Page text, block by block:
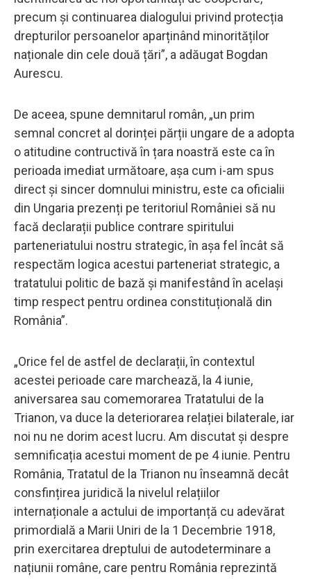
precum și continuarea dialogului privind protecția
drepturilor persoanelor aparținând minorităților
naționale din cele două țări”, a adăugat Bogdan
Aurescu.
De aceea, spune demnitarul român, „un prim
semnal concret al dorinței părții ungare de a adopta
o atitudine contructivă în țara noastră este ca în
perioada imediat următoare, așa cum i-am spus
direct și sincer domnului ministru, este ca oficialii
din Ungaria prezenți pe teritoriul României să nu
facă declarații publice contrare spiritului
parteneriatului nostru strategic, în așa fel încât să
respectăm logica acestui parteneriat strategic, a
tratatului politic de bază și manifestând în același
timp respect pentru ordinea constituțională din
România”.
„Orice fel de astfel de declarații, în contextul
acestei perioade care marchează, la 4 iunie,
aniversarea sau comemorarea Tratatului de la
Trianon, va duce la deteriorarea relației bilaterale, iar
noi nu ne dorim acest lucru. Am discutat și despre
semnificația acestui moment de pe 4 iunie. Pentru
România, Tratatul de la Trianon nu înseamnă decât
consfințirea juridică la nivelul relațiilor
internaționale a actului de importanță cu adevărat
primordială a Marii Uniri de la 1 Decembrie 1918,
prin exercitarea dreptului de autodeterminare a
națiunii române, care pentru România reprezintă